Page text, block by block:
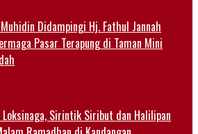
Didampingi Hj. Fathul Jannah
Pasar Terapung di Taman Mini
Sirintik Siribut dan Halilipan